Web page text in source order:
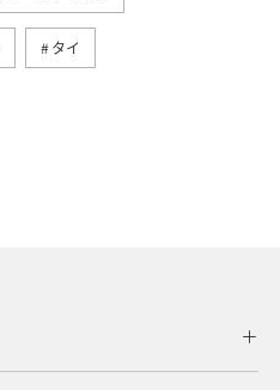
タイ
スウェーデン スペイン